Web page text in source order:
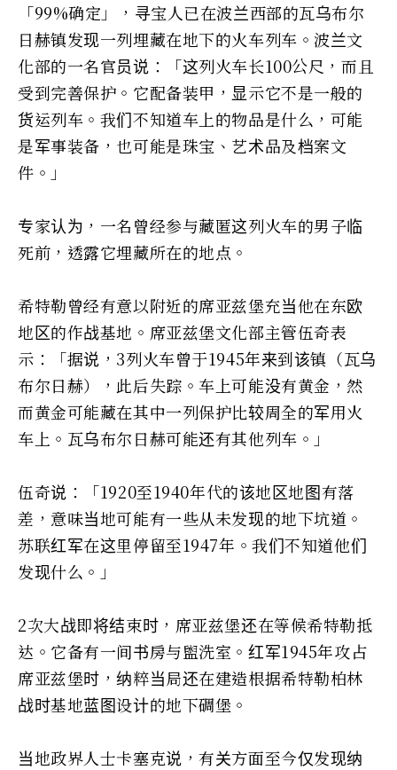
「99%确定」，寻宝人已在波兰西部的瓦乌布尔
日赫镇发现一列埋藏在地下的火车列车。波兰文
化部的一名官员说：「这列火车长100公尺，而且
受到完善保护。它配备装甲，显示它不是一般的
货运列车。我们不知道车上的物品是什么，可能
是军事装备，也可能是珠宝、艺术品及档案文
件。」
专家认为，一名曾经参与藏匿这列火车的男子临
死前，透露它埋藏所在的地点。
希特勒曾经有意以附近的席亚兹堡充当他在东欧
地区的作战基地。席亚兹堡文化部主管伍奇表
示：「据说，3列火车曾于1945年来到该镇（瓦乌
布尔日赫），此后失踪。车上可能没有黄金，然
而黄金可能藏在其中一列保护比较周全的军用火
车上。瓦乌布尔日赫可能还有其他列车。」
伍奇说：「1920至1940年代的该地区地图有落
差，意味当地可能有一些从未发现的地下坑道。
苏联红军在这里停留至1947年。我们不知道他们
发现什么。」
2次大战即将结束时，席亚兹堡还在等候希特勒抵
达。它备有一间书房与盥洗室。红军1945年攻占
席亚兹堡时，纳粹当局还在建造根据希特勒柏林
战时基地蓝图设计的地下碉堡。
当地政界人士卡塞克说，有关方面至今仅发现纳